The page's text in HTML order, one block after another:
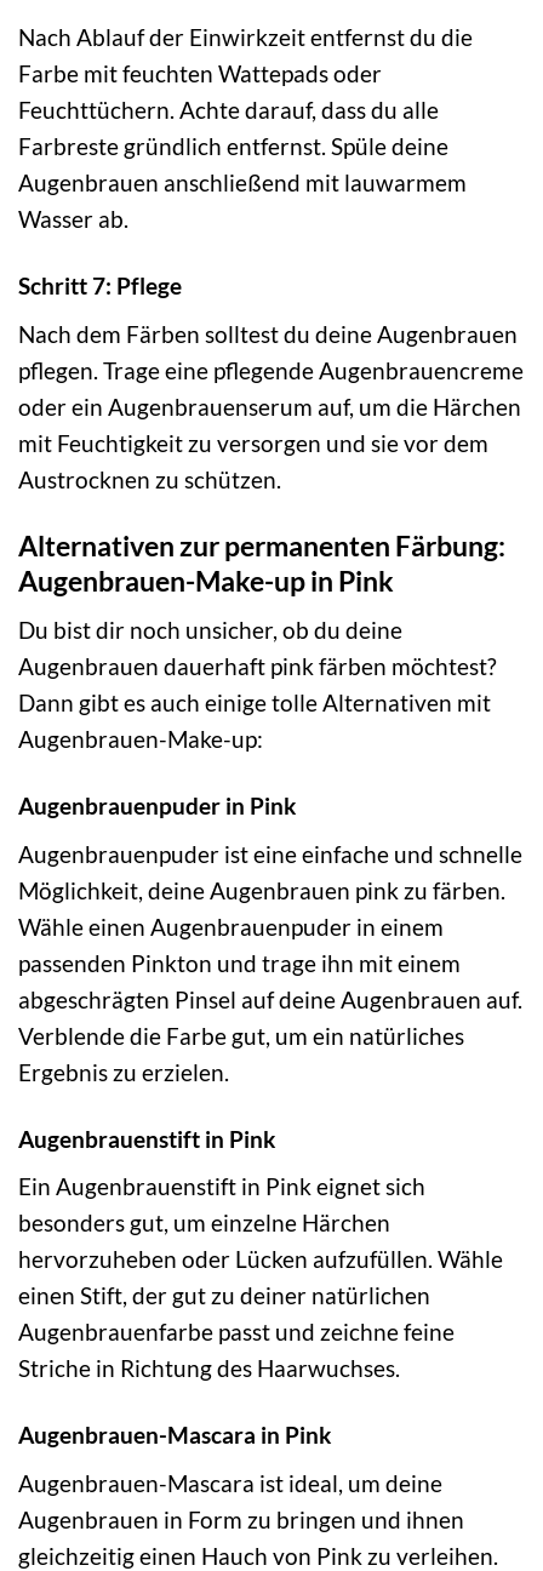
Nach Ablauf der Einwirkzeit entfernst du die
Farbe mit feuchten Wattepads oder
Feuchttüchern. Achte darauf, dass du alle
Farbreste gründlich entfernst. Spüle deine
Augenbrauen anschließend mit lauwarmem
Wasser ab.
Schritt 7: Pflege
Nach dem Färben solltest du deine Augenbrauen
pflegen. Trage eine pflegende Augenbrauencreme
oder ein Augenbrauenserum auf, um die Härchen
mit Feuchtigkeit zu versorgen und sie vor dem
Austrocknen zu schützen.
Alternativen zur permanenten Färbung:
Augenbrauen-Make-up in Pink
Du bist dir noch unsicher, ob du deine
Augenbrauen dauerhaft pink färben möchtest?
Dann gibt es auch einige tolle Alternativen mit
Augenbrauen-Make-up:
Augenbrauenpuder in Pink
Augenbrauenpuder ist eine einfache und schnelle
Möglichkeit, deine Augenbrauen pink zu färben.
Wähle einen Augenbrauenpuder in einem
passenden Pinkton und trage ihn mit einem
abgeschrägten Pinsel auf deine Augenbrauen auf.
Verblende die Farbe gut, um ein natürliches
Ergebnis zu erzielen.
Augenbrauenstift in Pink
Ein Augenbrauenstift in Pink eignet sich
besonders gut, um einzelne Härchen
hervorzuheben oder Lücken aufzufüllen. Wähle
einen Stift, der gut zu deiner natürlichen
Augenbrauenfarbe passt und zeichne feine
Striche in Richtung des Haarwuchses.
Augenbrauen-Mascara in Pink
Augenbrauen-Mascara ist ideal, um deine
Augenbrauen in Form zu bringen und ihnen
gleichzeitig einen Hauch von Pink zu verleihen.